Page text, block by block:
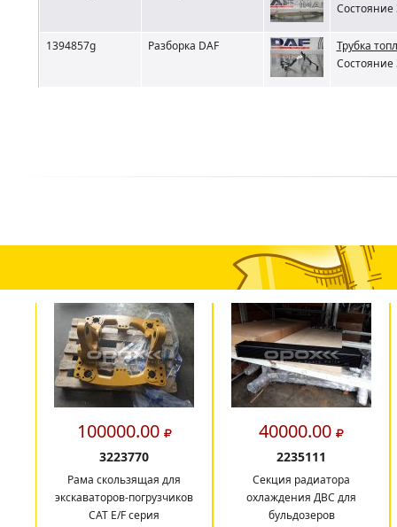
Состояние
1394857g Разборка DAF
Трубка
Состояние
100000.00
3223770
Рама скользящая для
экскаваторов-погрузчиков
CAT E/F серия
40000.00
2235111
Секция радиатора
охлаждения ДВС для
бульдозеров